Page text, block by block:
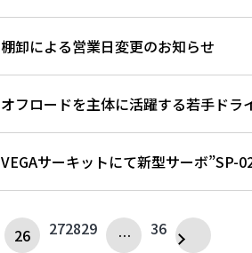
棚卸による営業日変更のお知らせ
オフロードを主体に活躍する若手ド
VEGAサーキットにて新型サーボ”SP-
26 272829 … 36